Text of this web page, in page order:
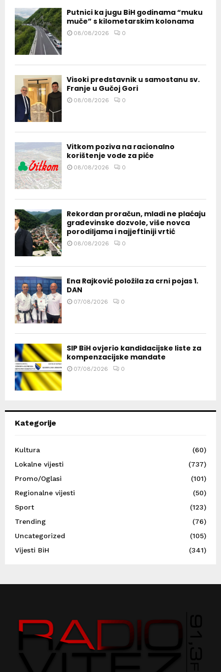
Putnici ka jugu BiH godinama “muku
muče” s kilometarskim kolonama
08/08/2026 0
Visoki predstavnik u samostanu sv.
Franje u Gučoj Gori
08/08/2026 0
Vitkom poziva na racionalno
korištenje vode za piće
08/08/2026 0
Rekordan proračun, mladi ne plaćaju
građevinske dozvole, više novca
porodiljama i najjeftiniji vrtić
08/08/2026 0
Ena Rajković položila za crni pojas 1.
DAN
07/08/2026 0
SIP BiH ovjerio kandidacijske liste za
kompenzacijske mandate
07/08/2026 0
Kategorije
Kultura
(60)
Lokalne vijesti
(737)
Promo/Oglasi
(101)
Regionalne vijesti
(50)
Sport
(123)
Trending
(76)
Uncategorized
(105)
Vijesti BiH
(341)